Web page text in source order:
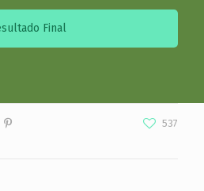
Final
537